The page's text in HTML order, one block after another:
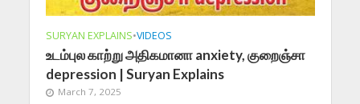
SURYAN EXPLAINS•VIDEOS
உடம்புல காற்று அதிகமானா anxiety, குறைஞ்சா
depression | Suryan Explains
March 7, 2025